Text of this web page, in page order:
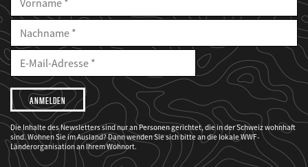
Vorname
Nachname
E-
Mailadresse
E-
Adresse
Ich
möchte,
dass
der
WWF
mich
über
seine
Projekte
informiert.
Die Inhalte des Newsletters sind nur an Personen gerichtet, die in der Schweiz wohnhaft
sind. Wohnen Sie im Ausland? Dann wenden Sie sich bitte an die lokale WWF-
Länderorganisation an Ihrem Wohnort.